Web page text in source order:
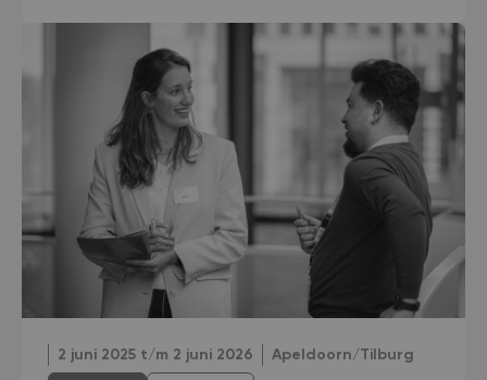
2 juni 2025 t/m 2 juni 2026 Apeldoorn/Tilburg